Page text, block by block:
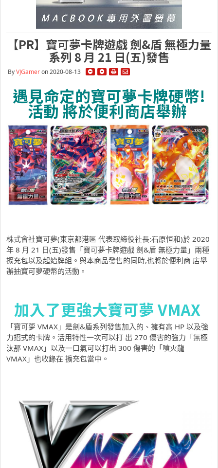
【PR】寶可夢卡牌遊戲 劍&盾 無極力量
系列 8 月 21 日(五)發售
ByVJGameron 2020-08-13
遇見命定的寶可夢卡牌硬幣!
活動 將於便利商店舉辦
株式會社寶可夢(東京都港區 代表取締役社長:石原恒和)於 2020
年 8 月 21 日(五)發售「寶可夢卡牌遊戲 劍&盾 無極力量」兩種
擴充包以及起始牌組。與本商品發售的同時,也將於便利商 店舉
辦抽寶可夢硬幣的活動。
加入了更強大寶可夢 VMAX
「寶可夢 VMAX」是劍&盾系列發售加入的、擁有高 HP 以及強
力招式的卡牌。活用特性一次可以打 出 270 傷害的強力「無極
汰那 VMAX」以及一口氣可以打出 300 傷害的「噴火龍
VMAX」也收錄在 擴充包當中。